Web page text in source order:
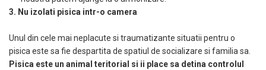
3. Nu izolati pisica intr-o camera
Unul din cele mai neplacute si traumatizante situatii pentru o
pisica este sa fie despartita de spatiul de socializare si familia sa.
Pisica este un animal teritorial si ii place sa detina controlul